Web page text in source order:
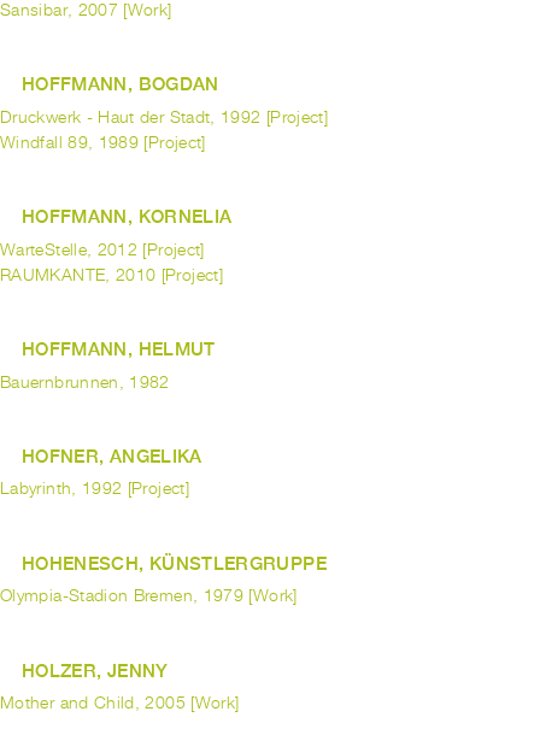
Sansibar, 2007 [Work]
HOFFMANN, BOGDAN
Druckwerk - Haut der Stadt, 1992 [Project]
Windfall 89, 1989 [Project]
HOFFMANN, KORNELIA
WarteStelle, 2012 [Project]
RAUMKANTE, 2010 [Project]
HOFFMANN, HELMUT
Bauernbrunnen, 1982
HOFNER, ANGELIKA
Labyrinth, 1992 [Project]
HOHENESCH, KÜNSTLERGRUPPE
Olympia-Stadion Bremen, 1979 [Work]
HOLZER, JENNY
Mother and Child, 2005 [Work]